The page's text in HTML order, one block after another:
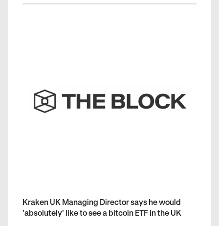
Kraken UK Managing Director says he would
'absolutely' like to see a bitcoin ETF in the UK